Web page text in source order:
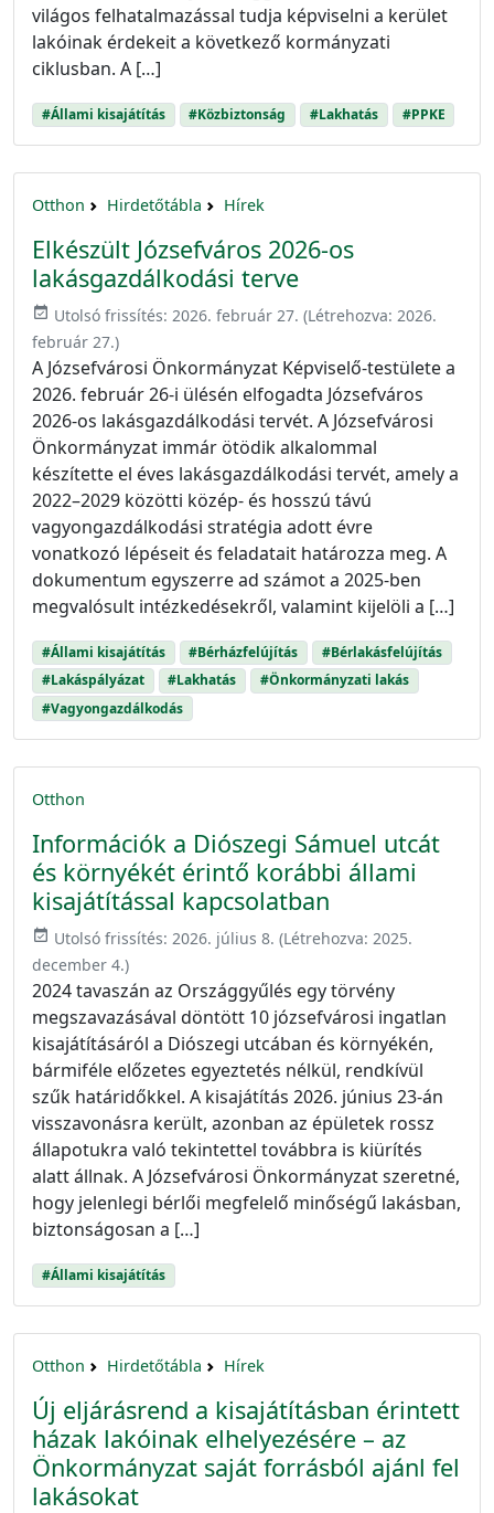
világos felhatalmazással tudja képviselni a kerület
lakóinak érdekeit a következő kormányzati
ciklusban. A […]
#Állami kisajátítás #Közbiztonság #Lakhatás #PPKE
Otthon Hirdetőtábla Hírek
Elkészült Józsefváros 2026-os
lakásgazdálkodási terve
event_available Utolsó frissítés: 2026. február 27. (Létrehozva: 2026.
február 27.)
A Józsefvárosi Önkormányzat Képviselő-testülete a
2026. február 26-i ülésén elfogadta Józsefváros
2026-os lakásgazdálkodási tervét. A Józsefvárosi
Önkormányzat immár ötödik alkalommal
készítette el éves lakásgazdálkodási tervét, amely a
2022–2029 közötti közép- és hosszú távú
vagyongazdálkodási stratégia adott évre
vonatkozó lépéseit és feladatait határozza meg. A
dokumentum egyszerre ad számot a 2025-ben
megvalósult intézkedésekről, valamint kijelöli a […]
#Állami kisajátítás #Bérházfelújítás
#Bérlakásfelújítás
#Lakáspályázat
#Lakhatás
#Önkormányzati lakás
#Vagyongazdálkodás
Otthon
Információk a Diószegi Sámuel utcát
és környékét érintő korábbi állami
kisajátítással kapcsolatban
event_available Utolsó frissítés: 2026. július 8. (Létrehozva: 2025.
december 4.)
2024 tavaszán az Országgyűlés egy törvény
megszavazásával döntött 10 józsefvárosi ingatlan
kisajátításáról a Diószegi utcában és környékén,
bármiféle előzetes egyeztetés nélkül, rendkívül
szűk határidőkkel. A kisajátítás 2026. június 23-án
visszavonásra került, azonban az épületek rossz
állapotukra való tekintettel továbbra is kiürítés
alatt állnak. A Józsefvárosi Önkormányzat szeretné,
hogy jelenlegi bérlői megfelelő minőségű lakásban,
biztonságosan a […]
#Állami kisajátítás
Otthon Hirdetőtábla Hírek
Új eljárásrend a kisajátításban érintett
házak lakóinak elhelyezésére – az
Önkormányzat saját forrásból ajánl fel
lakásokat